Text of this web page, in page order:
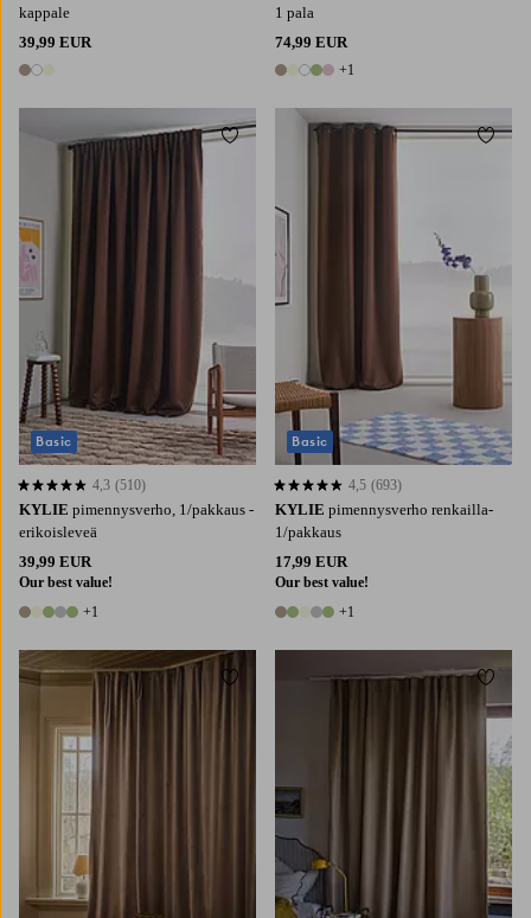
kappale
39,99 EUR
3 värejä
1 pala
74,99 EUR
6 värejä
+1
KYLIE pimennysverho, 1/pakkaus -
erikoisleveä
39,99 EUR
Our best value!
6 värejä
+1
4,3 perustuen 510 arvosanaan
4,3 (510)
Basic
Lisää suosikkeihin
KYLIE pimennysverho renkailla-
1/pakkaus
17,99 EUR
Our best value!
6 värejä
+1
4,5 perustuen 693 arvosanaan
4,5 (693)
Basic
Lisää
Lisää suosikkeihin
250300
Lisää